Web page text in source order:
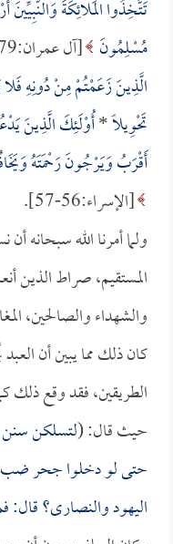
تَتَّخِذُوا الْمَلائِكَةَ وَالنَّبِيِّينَ
مُسْلِمُونَ [آل عمران:79-80]، وقال تعالى:
الَّذِينَ زَعَمْتُمْ مِنْ دُونِهِ
تَحْوِيلًا*أُوْلَئِكَ الَّذِينَ
أَقْرَبُ وَيَرْجُونَ رَحْمَتَهُ
[الإسراء:56-57].
ولما أمرنا الله سبحانه
المستقيم، صراط الذين
والشهداء والصالحين،
كان ذلك مما يبين أن
الطريقين، فقد وقع ذلك
حيث قال: (لتسلكن سنن
حتى لو دخلوا جحر ضب
اليهود والنصارى؟ قال: